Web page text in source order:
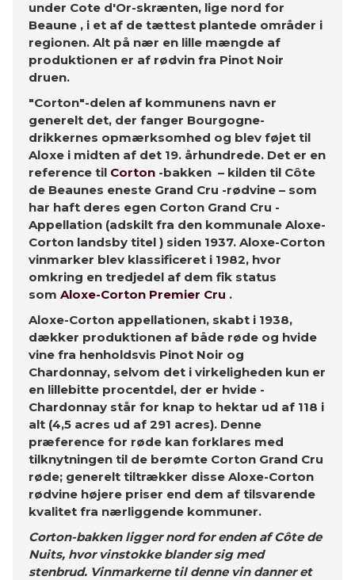
under Cote d'Or-skrænten, lige nord for
Beaune , i et af de tættest plantede områder i
regionen. Alt på nær en lille mængde af
produktionen er af rødvin fra Pinot Noir
druen.
"Corton"-delen af ​​kommunens navn er
generelt det, der fanger Bourgogne-
drikkernes opmærksomhed og blev føjet til
Aloxe i midten af ​​det 19. århundrede. Det er en
reference til Corton -bakken – kilden til Côte
de Beaunes eneste Grand Cru -rødvine – som
har haft deres egen Corton Grand Cru -
Appellation (adskilt fra den kommunale Aloxe-
Corton landsby titel ) siden 1937. Aloxe-Corton
vinmarker blev klassificeret i 1982, hvor
omkring en tredjedel af dem fik status
som Aloxe-Corton Premier Cru .
Aloxe-Corton appellationen, skabt i 1938,
dækker produktionen af ​​både røde og hvide
vine fra henholdsvis Pinot Noir og
Chardonnay, selvom det i virkeligheden kun er
en lillebitte procentdel, der er hvide -
Chardonnay står for knap to hektar ud af 118 i
alt (4,5 acres ud af 291 acres). Denne
præference for røde kan forklares med
tilknytningen til de berømte Corton Grand Cru
røde; generelt tiltrækker disse Aloxe-Corton
rødvine højere priser end dem af tilsvarende
kvalitet fra nærliggende kommuner.
Corton-bakken ligger nord for enden af ​​Côte de
Nuits, hvor vinstokke blander sig med
stenbrud. Vinmarkerne til denne vin danner et